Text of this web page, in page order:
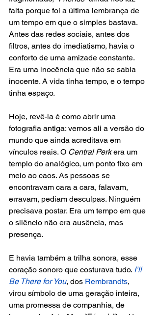
falta porque foi a última lembrança de
um tempo em que o simples bastava.
Antes das redes sociais, antes dos
filtros, antes do imediatismo, havia o
conforto de uma amizade constante.
Era uma inocência que não se sabia
inocente. A vida tinha tempo, e o tempo
tinha espaço.
Hoje, revê-la é como abrir uma
fotografia antiga: vemos ali a versão do
mundo que ainda acreditava em
vínculos reais. O Central Perk era um
templo do analógico, um ponto fixo em
meio ao caos. As pessoas se
encontravam cara a cara, falavam,
erravam, pediam desculpas. Ninguém
precisava postar. Era um tempo em que
o silêncio não era ausência, mas
presença.
E havia também a trilha sonora, esse
coração sonoro que costurava tudo. I’ll
Be There for You, dos Rembrandts,
virou símbolo de uma geração inteira,
uma promessa de companhia, de